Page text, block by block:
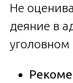
Не
деяние в
уголовном